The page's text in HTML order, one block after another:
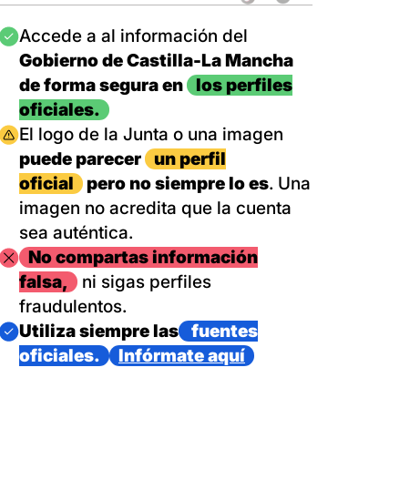
Imagen
Accede a al información del
Gobierno de Castilla-La Mancha
de forma segura en
los perfiles
oficiales.
Imagen
El logo de la Junta o una imagen
puede parecer
un perfil
oficial
pero no siempre lo es. Una
imagen no acredita que la cuenta
sea auténtica.
ImagenNo compartas información
falsa,
ni sigas perfiles
fraudulentos.
Imagen
Utiliza siempre las
fuentes
oficiales.
Infórmate aquí